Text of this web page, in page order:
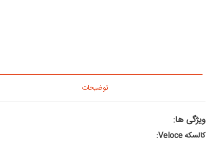
توضیحات
ویژگی ها:
کالسکه Veloce: